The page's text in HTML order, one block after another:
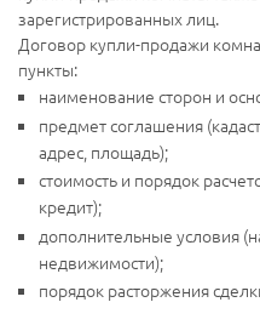
зарегистрированных лиц.
Договор купли-продажи
пункты:
наименование сторон и
предмет соглашения
адрес, площадь);
стоимость и порядок
кредит);
дополнительные условия
недвижимости);
порядок расторжения